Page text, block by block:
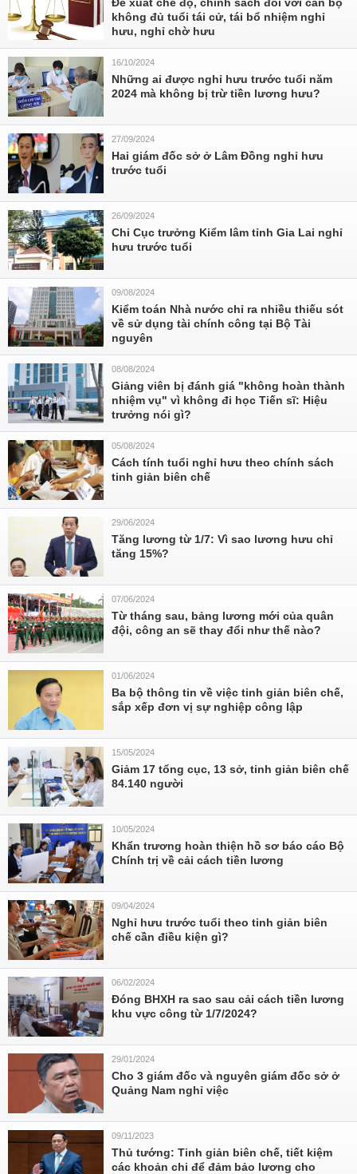
không đủ tuổi tái cử, tái bổ nhiệm nghỉ
hưu, nghỉ chờ hưu
16/10/2024
Những ai được nghỉ hưu trước tuổi năm
2024 mà không bị trừ tiền lương hưu?
27/09/2024
Hai giám đốc sở ở Lâm Đồng nghỉ hưu
trước tuổi
26/09/2024
Chi Cục trưởng Kiểm lâm tỉnh Gia Lai nghỉ
hưu trước tuổi
09/08/2024
Kiểm toán Nhà nước chỉ ra nhiều thiếu sót
về sử dụng tài chính công tại Bộ Tài
nguyên
08/08/2024
Giảng viên bị đánh giá "không hoàn thành
nhiệm vụ" vì không đi học Tiến sĩ: Hiệu
trưởng nói gì?
05/08/2024
Cách tính tuổi nghỉ hưu theo chính sách
tinh giản biên chế
29/06/2024
Tăng lương từ 1/7: Vì sao lương hưu chỉ
tăng 15%?
07/06/2024
Từ tháng sau, bảng lương mới của quân
đội, công an sẽ thay đổi như thế nào?
01/06/2024
Ba bộ thông tin về việc tinh giản biên chế,
sắp xếp đơn vị sự nghiệp công lập
15/05/2024
Giảm 17 tổng cục, 13 sở, tinh giản biên chế
84.140 người
10/05/2024
Khẩn trương hoàn thiện hồ sơ báo cáo Bộ
Chính trị về cải cách tiền lương
09/04/2024
Nghỉ hưu trước tuổi theo tinh giản biên
chế cần điều kiện gì?
06/02/2024
Đóng BHXH ra sao sau cải cách tiền lương
khu vực công từ 1/7/2024?
29/01/2024
Cho 3 giám đốc và nguyên giám đốc sở ở
Quảng Nam nghỉ việc
09/11/2023
Thủ tướng: Tinh giản biên chế, tiết kiệm
các khoản chi để đảm bảo lương cho